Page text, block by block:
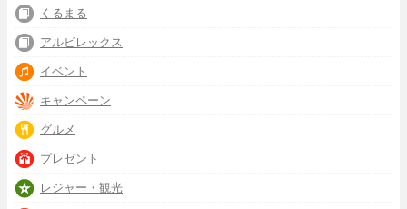
くるまる
アルビレックス
イベント
キャンペーン
グルメ
プレゼント
レジャー・観光